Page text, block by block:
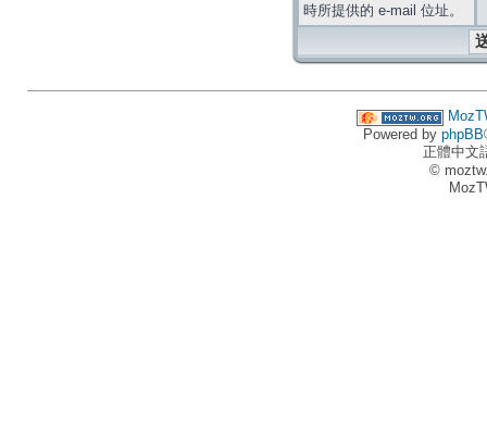
時所提供的 e-mail 位址。
Powered by phpBB
正體中文
©